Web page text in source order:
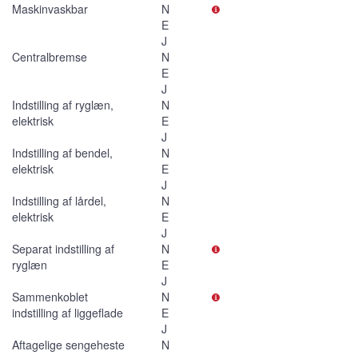
Maskinvaskbar
N
E
J
Centralbremse
N
E
J
Indstilling af ryglæn,
elektrisk
N
E
J
Indstilling af bendel,
elektrisk
N
E
J
Indstilling af lårdel,
elektrisk
N
E
J
Separat indstilling af
ryglæn
N
E
J
Sammenkoblet
indstilling af liggeflade
N
E
J
Aftagelige sengeheste
N